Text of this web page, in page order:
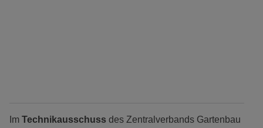
Im Technikausschuss des Zentralverbands Gartenbau